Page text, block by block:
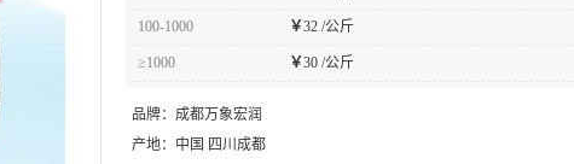
100-1000 ￥32 /公斤
≥1000 ￥30 /公斤
品牌： 成都万象宏润
产地： 中国 四川成都